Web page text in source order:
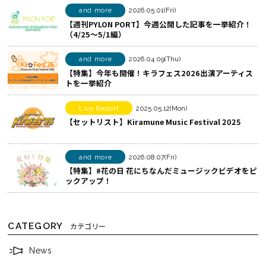
る
o
o
k
で
シ
ェ
ア
す
る
シ
ェ
す
る
and more 2026.05.01(Fri)
【週刊PYLON PORT】今週公開した記事を一挙紹介！
（4/25〜5/1編）
and more 2026.04.09(Thu)
【特集】今年も開催！キラフェス2026出演アーティス
トを一挙紹介
Live Report 2025.05.12(Mon)
【セットリスト】Kiramune Music Festival 2025
and more 2026.08.07(Fri)
【特集】#花の日 花にちなんだミュージックビデオをピ
ックアップ！
CATEGORY カテゴリー
News